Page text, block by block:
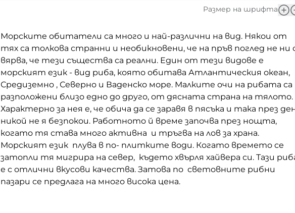
Размер на шрифта
Морските обитатели са много и най-различни на вид. Някои от
тях са толкова странни и необикновени, че на пръв поглед не ни
вярва, че тези същества са реални. Един от тези видове е
морският език - вид риба, която обитава Атлантическия океан,
Средиземно , Северно и Ваденско море. Малките очи на рибата са
разположени близо едно до друго, от дясната страна на тялото.
Характерно за нея е, че обича да се заравя в пясъка и така през
никой не я безпокои. Работното й време започва през нощта,
когато тя става много активна и тръгва на лов за храна.
Морският език плува в по- плитките води. Когато времето се
затопли тя мигрира на север, където хвърля хайвера си. Тази
е с отлични вкусови качества. Затова по световните рибни
пазари се предлага на много висока цена.